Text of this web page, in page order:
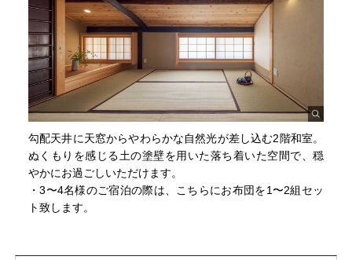
勾配天井に天窓からやわらかな自然光が差し込む2階和室。
ぬくもりを感じる土の塗壁を用いた落ち着いた空間で、穏
やかにお過ごしいただけます。
・3〜4名様のご宿泊の際は、こちらにお布団を1〜2組セッ
ト致します。